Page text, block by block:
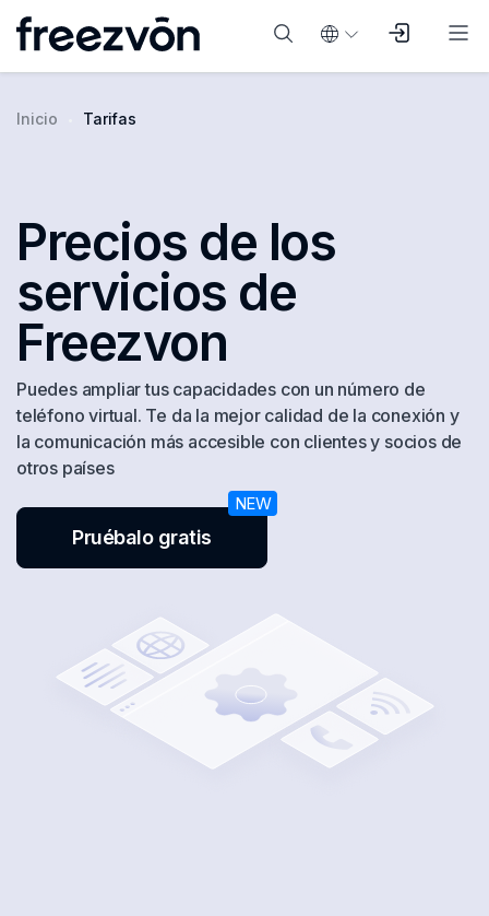
Inicio Tarifas
Precios de los
servicios de
Freezvon
Puedes ampliar tus capacidades con un número de
teléfono virtual. Te da la mejor calidad de la conexión y
la comunicación más accesible con clientes y socios de
otros países
Pruébalo gratis